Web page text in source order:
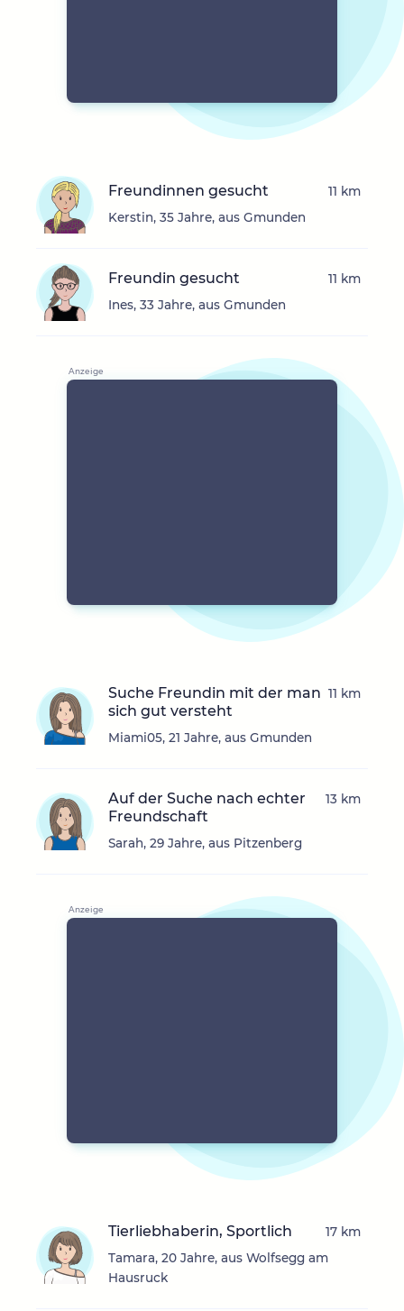
Freundinnen gesucht
Kerstin, 35 Jahre, aus Gmunden
11 km
Freundin gesucht
Ines, 33 Jahre, aus Gmunden
11 km
Suche Freundin mit der man
sich gut versteht
Miami05, 21 Jahre, aus Gmunden
11 km
Auf der Suche nach echter
Freundschaft
Sarah, 29 Jahre, aus Pitzenberg
13 km
Tierliebhaberin, Sportlich
Tamara, 20 Jahre, aus Wolfsegg am
Hausruck
17 km